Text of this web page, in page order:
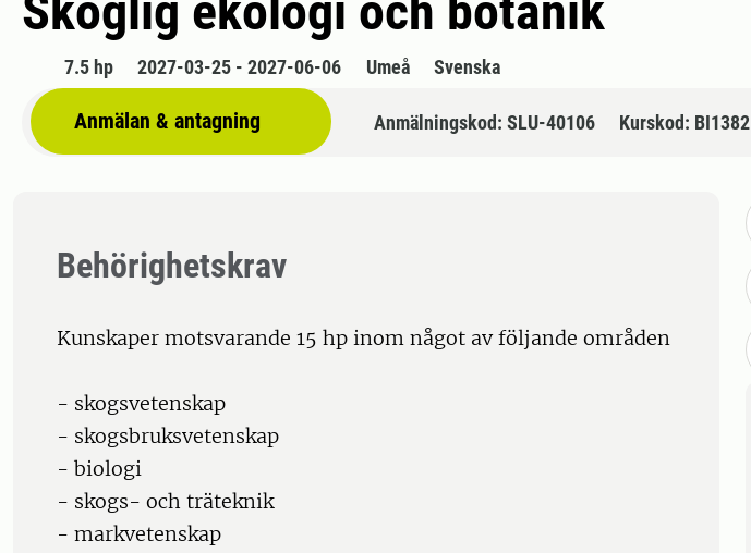
7.5 hp 2027-03-25 - 2027-06-06 Umeå Svenska
Anmälan & antagning Anmälningskod: SLU-40106 Kurskod: BI1382
Behörighetskrav
Kunskaper motsvarande 15 hp inom något av följande områden
- skogsvetenskap
- skogsbruksvetenskap
- biologi
- skogs- och träteknik
- markvetenskap